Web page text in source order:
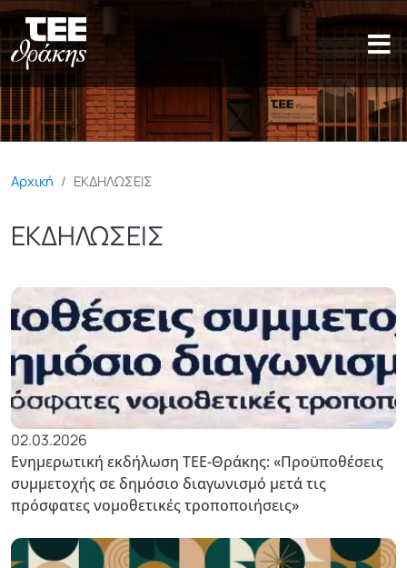
Παράκαμψη προς το κυρίως
Αρχική ΕΚΔΗΛΩΣΕΙΣ
ΕΚΔΗΛΩΣΕΙΣ
02.03.2026
Ενημερωτική εκδήλωση ΤΕΕ-Θράκης: «Προϋποθέσεις
συμμετοχής σε δημόσιο διαγωνισμό μετά τις
πρόσφατες νομοθετικές τροποποιήσεις»